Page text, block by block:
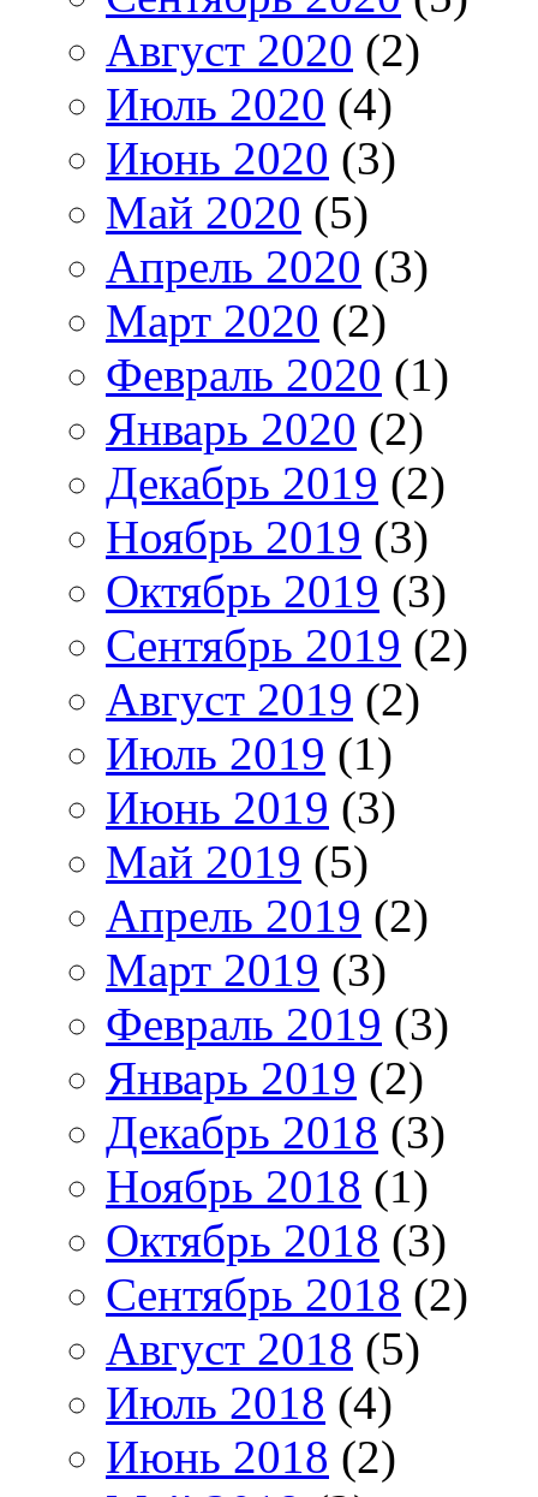
Август 2020 (2)
Июль 2020 (4)
Июнь 2020 (3)
Май 2020 (5)
Апрель 2020 (3)
Март 2020 (2)
Февраль 2020 (1)
Январь 2020 (2)
Декабрь 2019 (2)
Ноябрь 2019 (3)
Октябрь 2019 (3)
Сентябрь 2019 (2)
Август 2019 (2)
Июль 2019 (1)
Июнь 2019 (3)
Май 2019 (5)
Апрель 2019 (2)
Март 2019 (3)
Февраль 2019 (3)
Январь 2019 (2)
Декабрь 2018 (3)
Ноябрь 2018 (1)
Октябрь 2018 (3)
Сентябрь 2018 (2)
Август 2018 (5)
Июль 2018 (4)
Июнь 2018 (2)